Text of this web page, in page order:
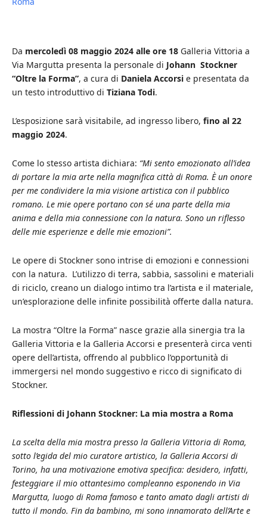
Da mercoledì 08 maggio 2024 alle ore 18 Galleria Vittoria a
Via Margutta presenta la personale di Johann Stockner
“Oltre la Forma”, a cura di Daniela Accorsi e presentata da
un testo introduttivo di Tiziana Todi.
L’esposizione sarà visitabile, ad ingresso libero, fino al 22
maggio 2024.
Come lo stesso artista dichiara: “Mi sento emozionato all’idea
di portare la mia arte nella magnifica città di Roma. È un onore
per me condividere la mia visione artistica con il pubblico
romano. Le mie opere portano con sé una parte della mia
anima e della mia connessione con la natura. Sono un riflesso
delle mie esperienze e delle mie emozioni”.
Le opere di Stockner sono intrise di emozioni e connessioni
con la natura. L’utilizzo di terra, sabbia, sassolini e materiali
di riciclo, creano un dialogo intimo tra l’artista e il materiale,
un’esplorazione delle infinite possibilità offerte dalla natura.
La mostra “Oltre la Forma” nasce grazie alla sinergia tra la
Galleria Vittoria e la Galleria Accorsi e presenterà circa venti
opere dell’artista, offrendo al pubblico l’opportunità di
immergersi nel mondo suggestivo e ricco di significato di
Stockner.
Riflessioni di Johann Stockner: La mia mostra a Roma
La scelta della mia mostra presso la Galleria Vittoria di Roma,
sotto l’egida del mio curatore artistico, la Galleria Accorsi di
Torino, ha una motivazione emotiva specifica: desidero, infatti,
festeggiare il mio ottantesimo compleanno esponendo in Via
Margutta, luogo di Roma famoso e tanto amato dagli artisti di
tutto il mondo. Fin da bambino, mi sono innamorato dell’Arte e